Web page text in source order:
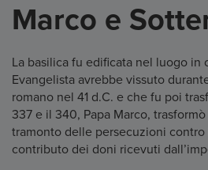
Marco e
La basilica fu edificata nel luogo in
Evangelista avrebbe vissuto
romano nel 41 d.C. e che fu poi
337 e il 340, Papa Marco,
tramonto delle persecuzioni
contributo dei doni ricevuti